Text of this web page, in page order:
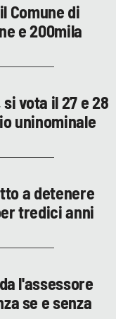
Comune di
e 200mila
vota il 27 e 28
uninominale
a detenere
tredici anni
l'assessore
se e senza